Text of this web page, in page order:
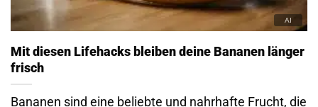
Mit diesen Lifehacks bleiben deine Bananen länger
frisch
Bananen sind eine beliebte und nahrhafte Frucht, die